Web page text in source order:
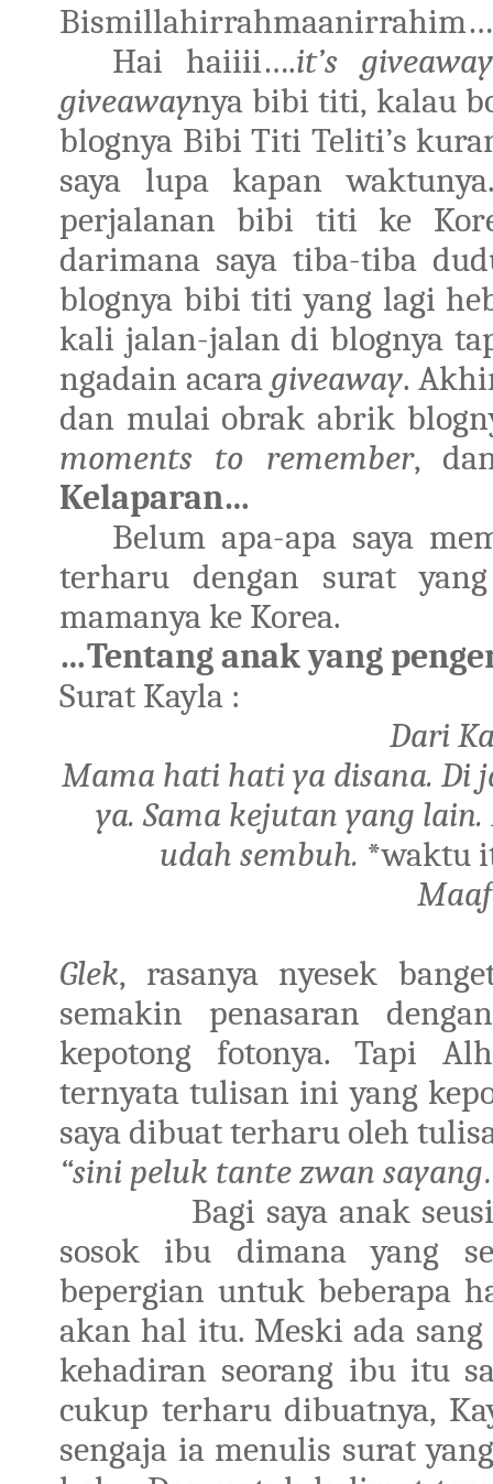
Bismillahirrahmaanirrahim…
Hai haiiii….it’s
giveawaynya bibi titi, kalau
blognya Bibi Titi Teliti’s
saya lupa kapan
perjalanan bibi titi ke
darimana saya tiba-tiba
blognya bibi titi yang lagi
kali jalan-jalan di blognya
ngadain acara giveaway.
dan mulai obrak abrik
moments to remember,
Kelaparan…
Belum apa-apa saya
terharu dengan surat
mamanya ke Korea.
…Tentang anak yang
Surat Kayla :
Dari
Mama hati hati ya disana. Di
ya. Sama kejutan yang
udah sembuh. *waktu
Glek, rasanya nyesek
semakin penasaran
kepotong fotonya. Tapi
ternyata tulisan ini yang
saya dibuat terharu oleh
“sini peluk tante zwan
Bagi saya anak
sosok ibu dimana yang
bepergian untuk beberapa
akan hal itu. Meski ada sang
kehadiran seorang ibu itu
cukup terharu dibuatnya,
sengaja ia menulis surat